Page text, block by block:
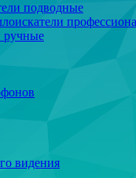
подводные
ручные
видения